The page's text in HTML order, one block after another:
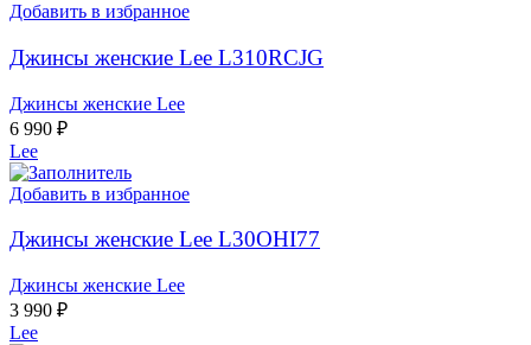
Добавить в избранное
Джинсы женские Lee L310RCJG
Джинсы женские Lee
6 990 ₽
Lee
Добавить в избранное
Джинсы женские Lee L30OHI77
Джинсы женские Lee
3 990 ₽
Lee